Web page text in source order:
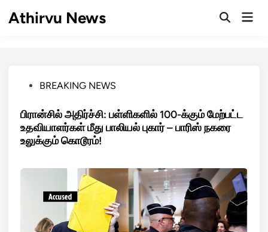
Athirvu News
OpenMain
PostedBREAKING NEWS
பிரான்சில் அதிர்ச்சி: பள்ளிகளில் 100-க்கும் மேற்பட்ட
உதவியாளர்கள் மீது பாலியல் புகார் – பாரிஸ் நகரை
உலுக்கும் கொடூரம்!